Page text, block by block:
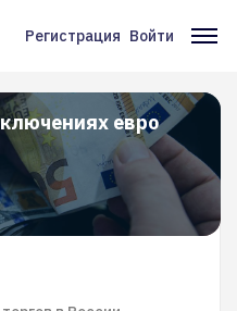
Меню
учётной
записи
пользователя
Регистрация Войти
евро